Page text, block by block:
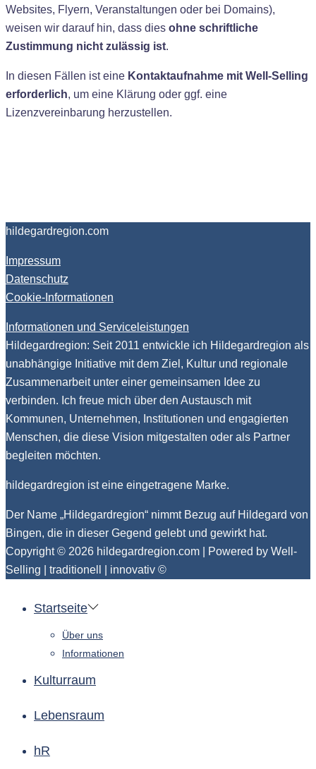
Websites, Flyern, Veranstaltungen oder bei Domains),
weisen wir darauf hin, dass dies ohne schriftliche
Zustimmung nicht zulässig ist.
In diesen Fällen ist eine Kontaktaufnahme mit Well-Selling
erforderlich, um eine Klärung oder ggf. eine
Lizenzvereinbarung herzustellen.
hildegardregion.com
Impressum
Datenschutz
Cookie-Informationen
Informationen und Serviceleistungen
Hildegardregion: Seit 2011 entwickle ich Hildegardregion als
unabhängige Initiative mit dem Ziel, Kultur und regionale
Zusammenarbeit unter einer gemeinsamen Idee zu
verbinden. Ich freue mich über den Austausch mit
Kommunen, Unternehmen, Institutionen und engagierten
Menschen, die diese Vision mitgestalten oder als Partner
begleiten möchten.
hildegardregion ist eine eingetragene Marke.
Der Name „Hildegardregion“ nimmt Bezug auf Hildegard von
Bingen, die in dieser Gegend gelebt und gewirkt hat.
Copyright © 2026 hildegardregion.com | Powered by Well-
Selling | traditionell | innovativ ©
Startseite
Über uns
Informationen
Kulturraum
Lebensraum
hR